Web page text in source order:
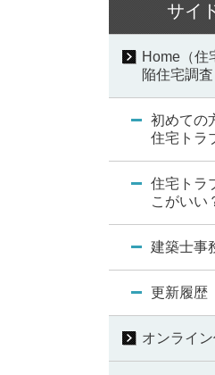
サイ
Home（住
陥住宅調査
初めての
住宅トラ
住宅トラ
こがいい
建築士事
更新履歴
オンライ